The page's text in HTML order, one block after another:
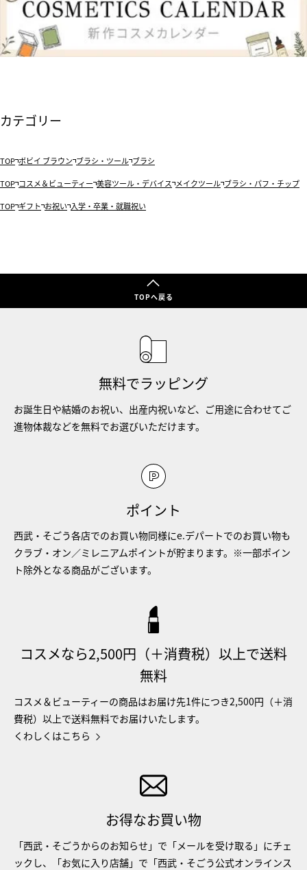
カテゴリー
TOP ボビイ ブラウン ブラシ・ツール ブラシ
TOP コスメ＆ビューティー 美容ツール・デバイス メイクツール ブラシ・パフ・チップ
TOP ギフト お祝い 入学・卒業・就職祝い
TOPへ戻る
無料でラッピング
お誕生日や結婚のお祝い、出産内祝いなど、ご用途に合わせてご
進物体裁などを無料でお選びいただけます。
ポイント
西武・そごう各店でのお買い物同様にe.デパートでのお買い物も
クラブ・オン／ミレニアムポイントが貯まります。※一部ポイン
ト除外となる商品がございます。
コスメなら2,500円（＋消費税）以上で送料
無料
コスメ＆ビューティーの商品はお届け先1件につき2,500円（＋消
費税）以上で送料無料でお届けいたします。
くわしくはこちら
お得なお買い物
「西武・そごうからのお知らせ」で「メールを受け取る」にチェ
ックし、「お気に入り店舗」で「西武・そごう公式オンラインス